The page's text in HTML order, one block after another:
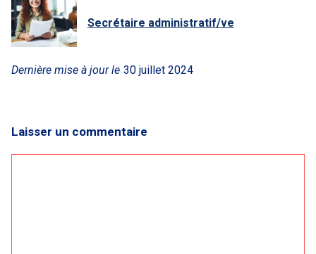
Secrétaire administratif/ve
Dernière mise à jour le 30 juillet 2024
Laisser un commentaire